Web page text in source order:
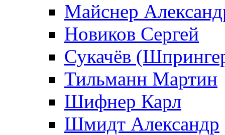
Майснер
Новиков Сергей
Сукачёв
Тильманн Мартин
Шифнер Карл
Шмидт Александр